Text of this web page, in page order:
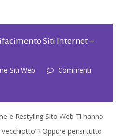
Siti Internet –
Siti Web
Commenti
e Restyling Sito Web Ti hanno
Oppure pensi tutto